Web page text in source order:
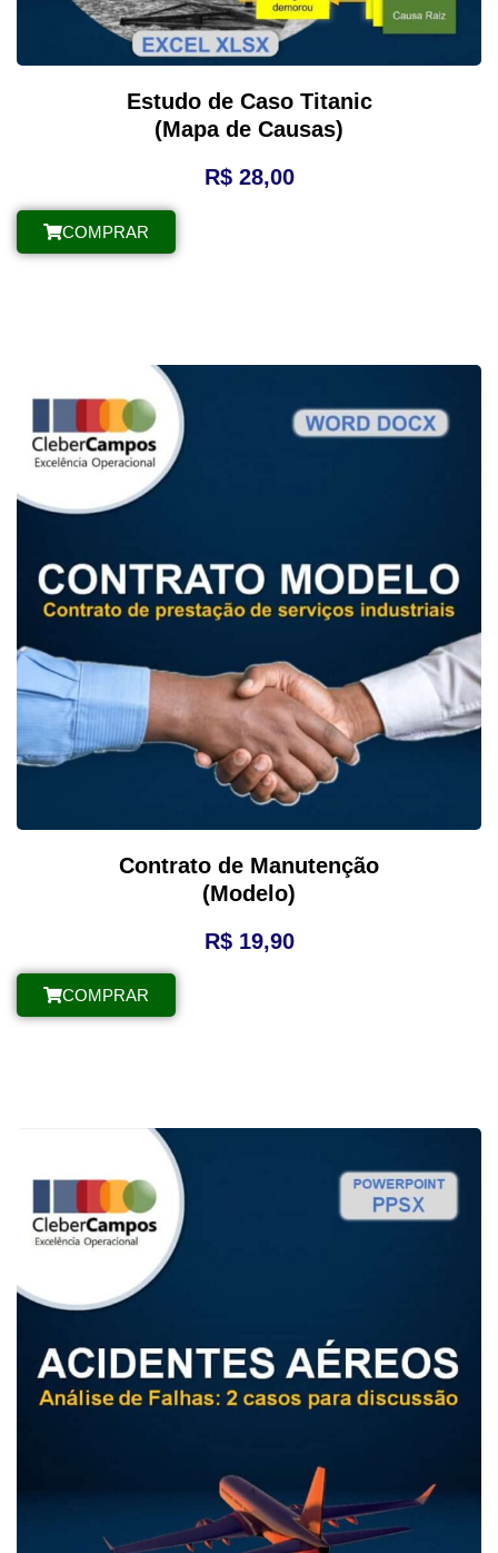
Estudo de Caso Titanic
(Mapa de Causas)
R$28,00
COMPRAR
Contrato de Manutenção
(Modelo)
R$19,90
COMPRAR